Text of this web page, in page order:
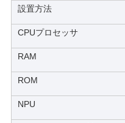
設置方法
CPUプロセッサ
RAM
ROM
NPU